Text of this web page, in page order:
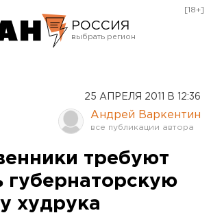
РОССИЯ
Оренбург
[18+]
25 АПРЕЛЯ 2011 В 12:36
Андрей Варкентин
требуют
губернаторскую
худрука